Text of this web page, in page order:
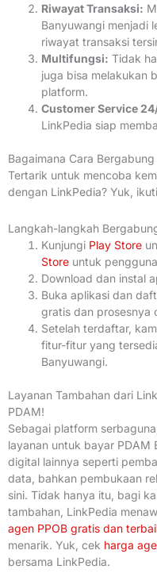
Riwayat Transaksi:
Banyuwangi menjadi
riwayat transaksi
Multifungsi: Tidak
juga bisa melakukan
platform.
Customer Service
LinkPedia siap
Bagaimana Cara
Tertarik untuk mencoba
dengan LinkPedia? Yuk,
Langkah-langkah
Kunjungi Play Store
Store untuk
Download dan instal
Buka aplikasi dan
gratis dan prosesnya
Setelah terdaftar,
fitur-fitur yang
Banyuwangi.
Layanan Tambahan dari
PDAM!
Sebagai platform
layanan untuk bayar PDAM
digital lainnya seperti
data, bahkan pembukaan
sini. Tidak hanya itu, bagi
tambahan, LinkPedia
agen PPOB gratis dan
menarik. Yuk, cek harga
bersama LinkPedia.